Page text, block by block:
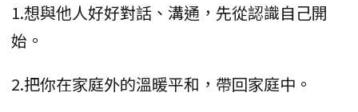
1.想與他人好好對話、溝通，先從認識自己開
始。
2.把你在家庭外的溫暖平和，帶回家庭中。